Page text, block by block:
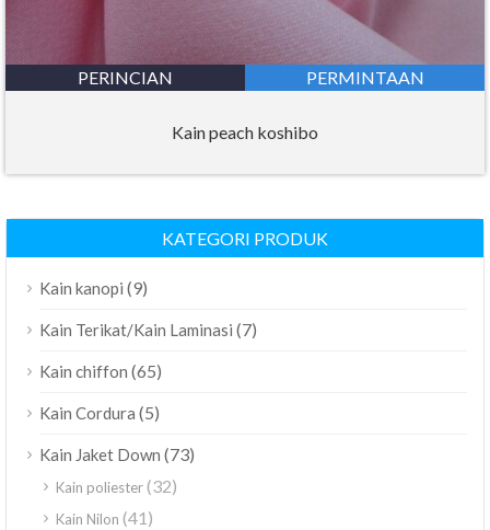
PERINCIAN PERMINTAAN
Kain peach koshibo
KATEGORI PRODUK
Kain kanopi (9)
Kain Terikat/Kain Laminasi (7)
Kain chiffon (65)
Kain Cordura (5)
Kain Jaket Down (73)
Kain poliester(32)
Kain Nilon (41)